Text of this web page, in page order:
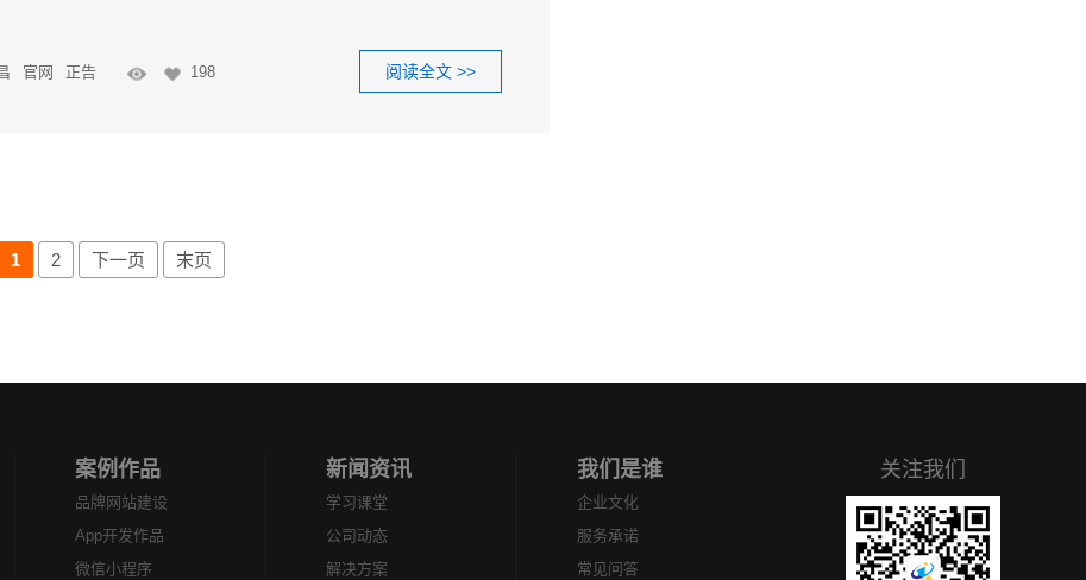
阅读全文 >>
官网 正告 198
1 2 下一页 末页
案例作品
品牌网站建设
App开发作品
微信小程序
新闻资讯
学习课堂
公司动态
解决方案
我们是谁
企业文化
服务承诺
常见问答
关注我们